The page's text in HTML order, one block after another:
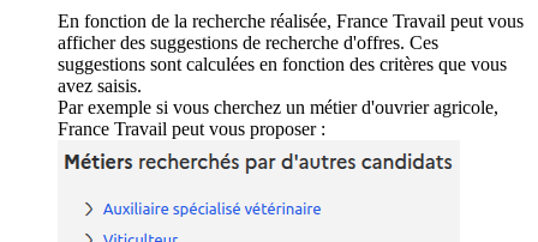
En fonction de la recherche réalisée, France Travail peut vous
afficher des suggestions de recherche d'offres. Ces
suggestions sont calculées en fonction des critères que vous
avez saisis.
Par exemple si vous cherchez un métier d'ouvrier agricole,
France Travail peut vous proposer :